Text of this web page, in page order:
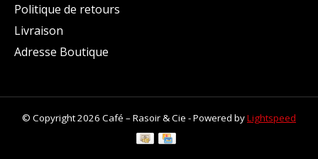
Politique de retours
Livraison
Adresse Boutique
© Copyright 2026 Café – Rasoir & Cie - Powered byLightspeed